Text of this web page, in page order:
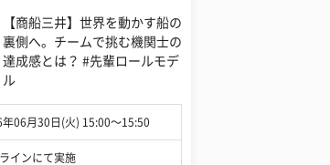
【商船三井】世界を動かす船の
裏側へ。チームで挑む機関士の
達成感とは？ #先輩ロールモデ
ル
年06月30日(火) 15:00〜15:50
インにて実施